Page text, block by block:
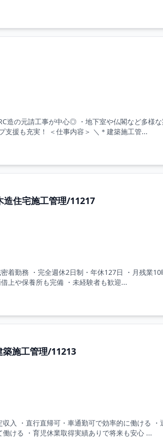
造の元請工事が中心◎ ・地下室や仏閣など多様
支援も充実！ ＜仕事内容＞ ＼＊建築施工管...
造住宅施工管理/11217
着勤務 ・完全週休2日制・年休127日 ・月残業
上や保養所も完備 ・未経験者も歓迎...
築施工管理/11213
入 ・直行直帰可・車通勤可で効率的に働ける ・
ける ・育児休業取得実績ありで将来も安心 ...